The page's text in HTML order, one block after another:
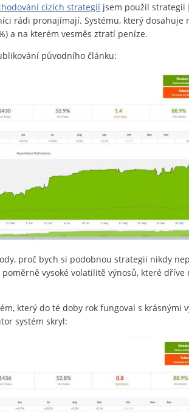
cizích strategií jsem použil strategii
rádi pronajímají. Systému, který dosahuje
a na kterém vesměs ztratí peníze.
původního článku:
proč bych si podobnou strategii nikdy
vysoké volatilitě výnosů, které
který do té doby rok fungoval s krásnými
systém skryl: